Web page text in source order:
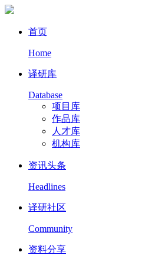
首页
Home
译研库
Database
项目库
作品库
人才库
机构库
资讯头条
Headlines
译研社区
Community
资料分享